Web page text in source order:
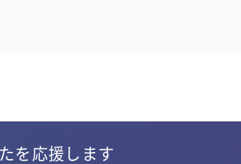
を応援します